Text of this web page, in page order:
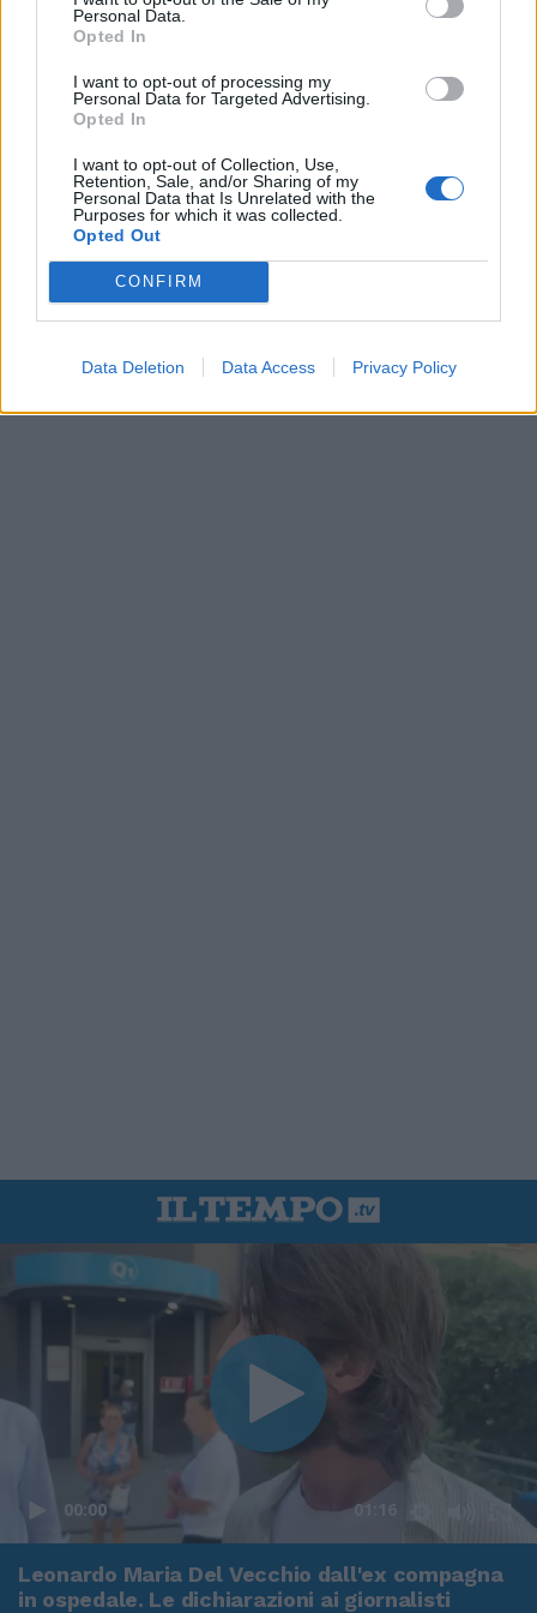
Personal Data.
Opted In
I want to opt-out of processing my
Personal Data for Targeted Advertising.
Opted In
I want to opt-out of Collection, Use,
Retention, Sale, and/or Sharing of my
Personal Data that Is Unrelated with the
Purposes for which it was collected.
Opted Out
CONFIRM
Data Deletion Data Access Privacy Policy
In evidenza
00:00 01:16
Leonardo Maria Del Vecchio dall'ex compagna
in ospedale. Le dichiarazioni ai giornalisti